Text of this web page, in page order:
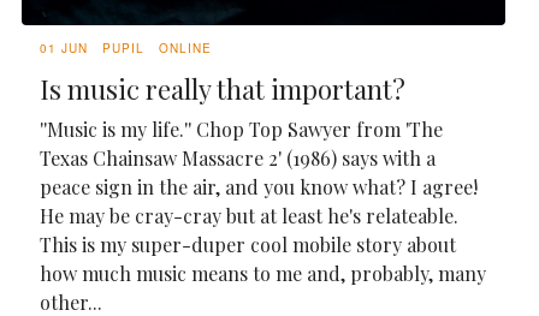
01 JUN PUPIL ONLINE
Is music really that important?
''Music is my life.'' Chop Top Sawyer from 'The
Texas Chainsaw Massacre 2' (1986) says with a
peace sign in the air, and you know what? I agree!
He may be cray-cray but at least he's relateable.
This is my super-duper cool mobile story about
how much music means to me and, probably, many
other...